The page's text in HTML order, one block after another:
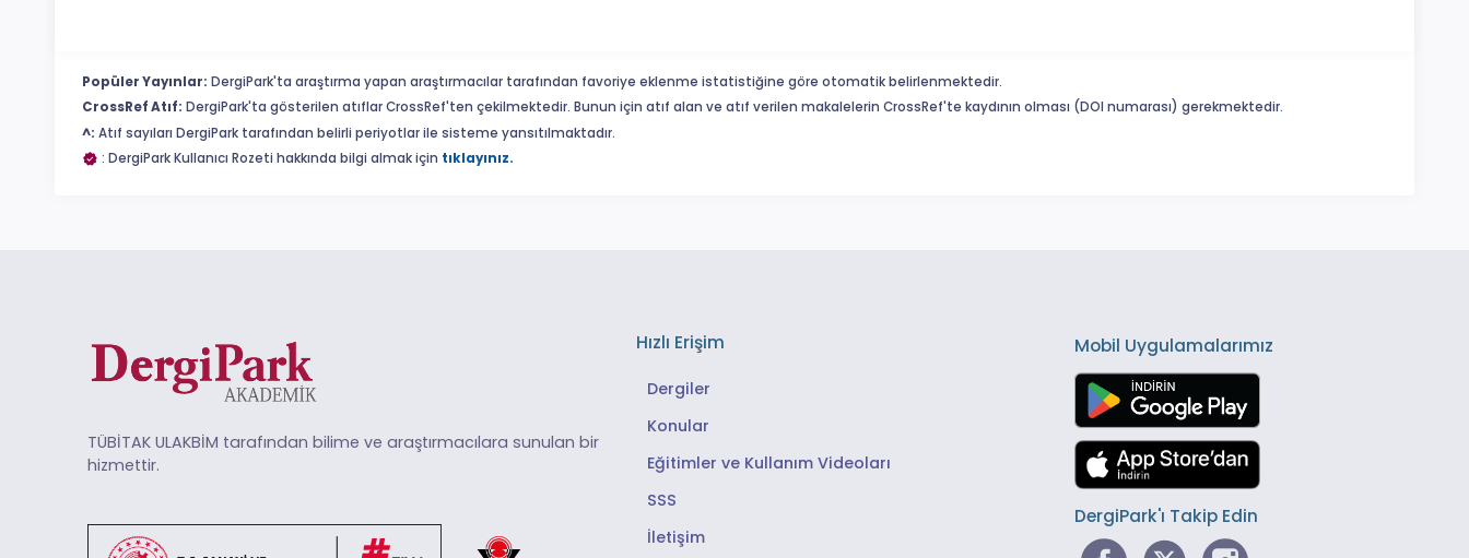
Popüler Yayınlar: DergiPark'ta araştırma yapan araştırmacılar tarafından favoriye eklenme istatistiğine göre otomatik belirlenmektedir.
CrossRef Atıf: DergiPark'ta gösterilen atıflar CrossRef'ten çekilmektedir. Bunun için atıf alan ve atıf verilen makalelerin CrossRef'te kaydının olması (DOI numarası) gerekmektedir.
^: Atıf sayıları DergiPark tarafından belirli periyotlar ile sisteme yansıtılmaktadır.
: DergiPark Kullanıcı Rozeti hakkında bilgi almak için tıklayınız.
TÜBİTAK ULAKBİM tarafından bilime ve araştırmacılara sunulan bir
hizmettir.
Hızlı Erişim
Dergiler
Konular
Eğitimler ve Kullanım Videoları
SSS
İletişim
Mobil Uygulamalarımız
DergiPark'ı Takip Edin